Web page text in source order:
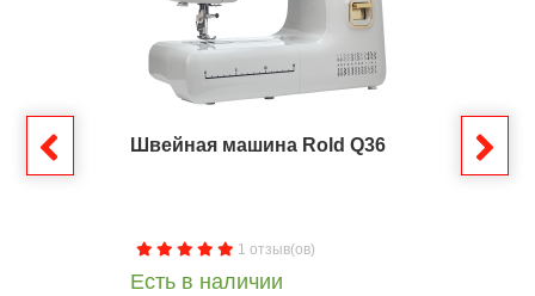
Швейная машина Rold Q36
1 отзыв(ов)
Есть в наличии